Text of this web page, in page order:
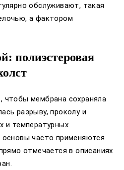
обслуживают, такая
а фактором
полиэстеровая
чтобы мембрана сохраняла
разрыву, проколу и
и температурных
часто применяются
отмечается в описаниях